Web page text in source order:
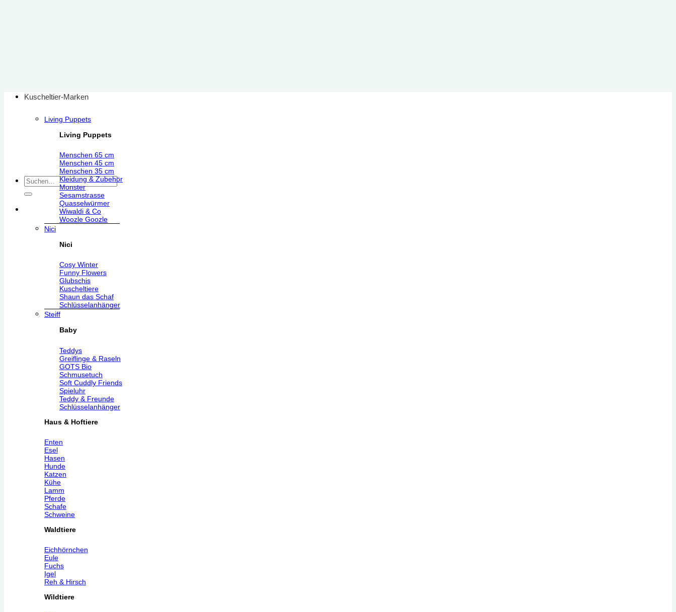
Suchen
Kuscheltier-Marken
Living Puppets
Living Puppets
Menschen 65 cm
Menschen 45 cm
Menschen 35 cm
Kleidung & Zubehör
Monster
Sesamstrasse
Quasselwürmer
Wiwaldi & Co
Woozle Goozle
Nici
Nici
Cosy Winter
Funny Flowers
Glubschis
Kuscheltiere
Shaun das Schaf
Schlüsselanhänger
Steiff
Baby
Teddys
Greiflinge & Raseln
GOTS Bio
Schmusetuch
Soft Cuddly Friends
Spieluhr
Teddy & Freunde
Schlüsselanhänger
Haus & Hoftiere
Enten
Esel
Hasen
Hunde
Katzen
Kühe
Lamm
Pferde
Schafe
Schweine
Waldtiere
Eichhörnchen
Eule
Fuchs
Igel
Reh & Hirsch
Wildtiere